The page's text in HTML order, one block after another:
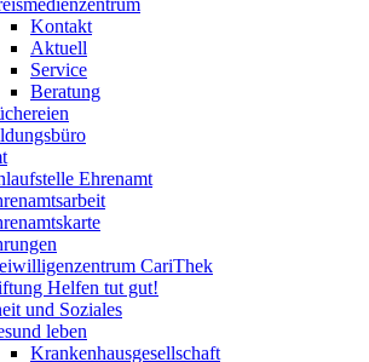
Kontakt
Aktuell
Service
Beratung
Ehrenamt
CariThek
Helfen tut gut!
und Soziales
leben
Krankenhausgesellschaft